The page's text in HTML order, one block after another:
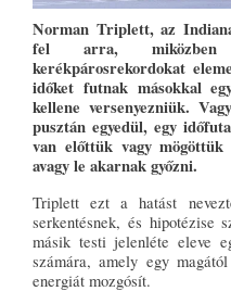
Norman Triplett, az
fel arra, miközben
kerékpárosrekordokat
időket futnak másokkal
kellene versenyezniük.
pusztán egyedül, egy
van előttük vagy
avagy le akarnak győzni.
Triplett ezt a hatást
serkentésnek, és hipotézise
másik testi jelenléte eleve
számára, amely egy
energiát mozgósít.